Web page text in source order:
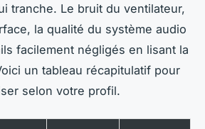
tranche. Le bruit du ventilateur,
la qualité du système audio
facilement négligés en lisant la
un tableau récapitulatif pour
selon votre profil.